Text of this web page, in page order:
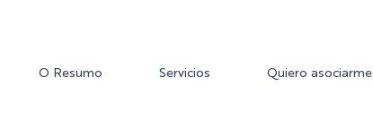
O Resumo Servicios Quiero asociarme